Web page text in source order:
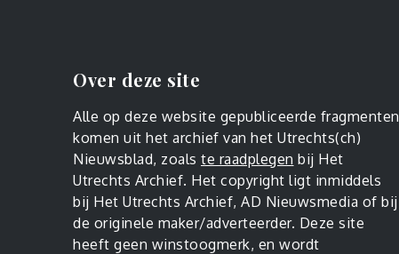
Over deze site
Alle op deze website gepubliceerde fragmenten
komen uit het archief van het Utrechts(ch)
Nieuwsblad, zoals te raadplegen bij Het
Utrechts Archief. Het copyright ligt inmiddels
bij Het Utrechts Archief, AD Nieuwsmedia of bij
de originele maker/adverteerder. Deze site
heeft geen winstoogmerk, en wordt